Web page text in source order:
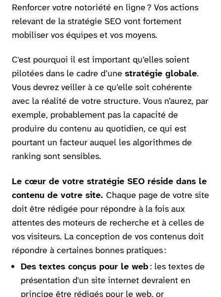
Renforcer votre notoriété en ligne ? Vos actions
relevant de la stratégie SEO vont fortement
mobiliser vos équipes et vos moyens.
C'est pourquoi il est important qu’elles soient
pilotées dans le cadre d’une stratégie globale.
Vous devrez veiller à ce qu’elle soit cohérente
avec la réalité de votre structure. Vous n’aurez, par
exemple, probablement pas la capacité de
produire du contenu au quotidien, ce qui est
pourtant un facteur auquel les algorithmes de
ranking sont sensibles.
Le cœur de votre stratégie SEO réside dans le
contenu de votre site. Chaque page de votre site
doit être rédigée pour répondre à la fois aux
attentes des moteurs de recherche et à celles de
vos visiteurs. La conception de vos contenus doit
répondre à certaines bonnes pratiques :
Des textes conçus pour le web: les textes de
présentation d'un site internet devraient en
principe être rédigés pour le web, or